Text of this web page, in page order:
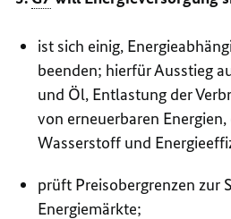
ist sich einig,
beenden; hierfür Ausstieg
und Öl, Entlastung der
von erneuerbaren
Wasserstoff und
prüft Preisobergrenzen zur
Energiemärkte;